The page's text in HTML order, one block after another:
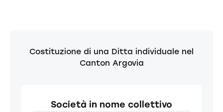
Costituzione di una Ditta individuale nel
Canton Argovia
Società in nome collettivo